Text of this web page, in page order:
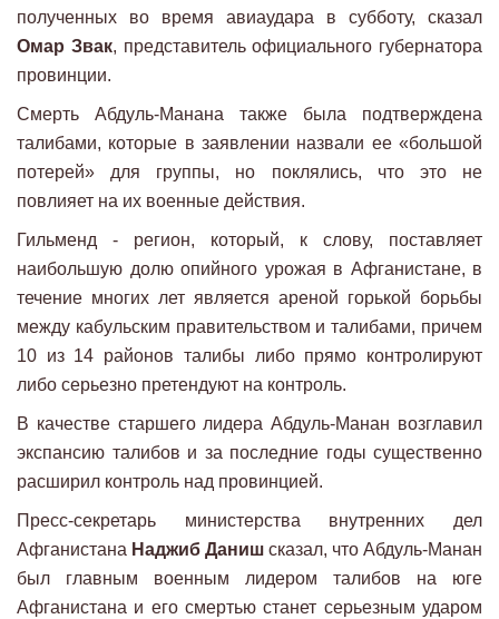
полученных во время авиаудара в субботу, сказал
Омар Звак, представитель официального губернатора
провинции.
Смерть Абдуль-Манана также была подтверждена
талибами, которые в заявлении назвали ее «большой
потерей» для группы, но поклялись, что это не
повлияет на их военные действия.
Гильменд - регион, который, к слову, поставляет
наибольшую долю опийного урожая в Афганистане, в
течение многих лет является ареной горькой борьбы
между кабульским правительством и талибами, причем
10 из 14 районов талибы либо прямо контролируют
либо серьезно претендуют на контроль.
В качестве старшего лидера Абдуль-Манан возглавил
экспансию талибов и за последние годы существенно
расширил контроль над провинцией.
Пресс-секретарь министерства внутренних дел
Афганистана Наджиб Даниш сказал, что Абдуль-Манан
был главным военным лидером талибов на юге
Афганистана и его смертью станет серьезным ударом